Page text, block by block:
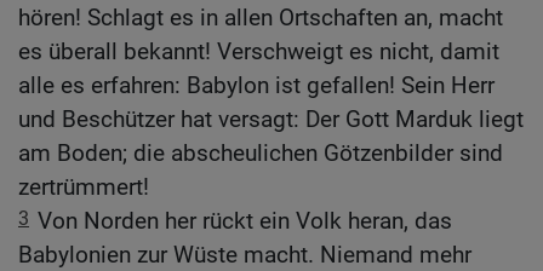
hören! Schlagt es in allen Ortschaften an, macht
es überall bekannt! Verschweigt es nicht, damit
alle es erfahren: Babylon ist gefallen! Sein Herr
und Beschützer hat versagt: Der Gott Marduk liegt
am Boden; die abscheulichen Götzenbilder sind
zertrümmert!
3 Von Norden her rückt ein Volk heran, das
Babylonien zur Wüste macht. Niemand mehr